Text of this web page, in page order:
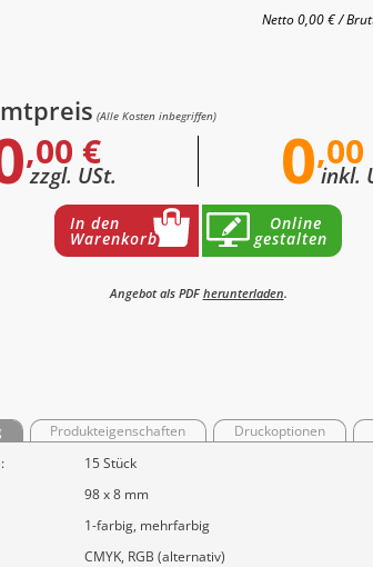
Netto 0,00 € /
(Alle Kosten inbegriffen)
,00 €
zzgl. USt. 0,00
inkl.
In den
Warenkorb
Online
gestalten
Angebot als PDF herunterladen.
Produkteigenschaften Druckoptionen
15 Stück
98 x 8 mm
1-farbig, mehrfarbig
CMYK, RGB (alternativ)